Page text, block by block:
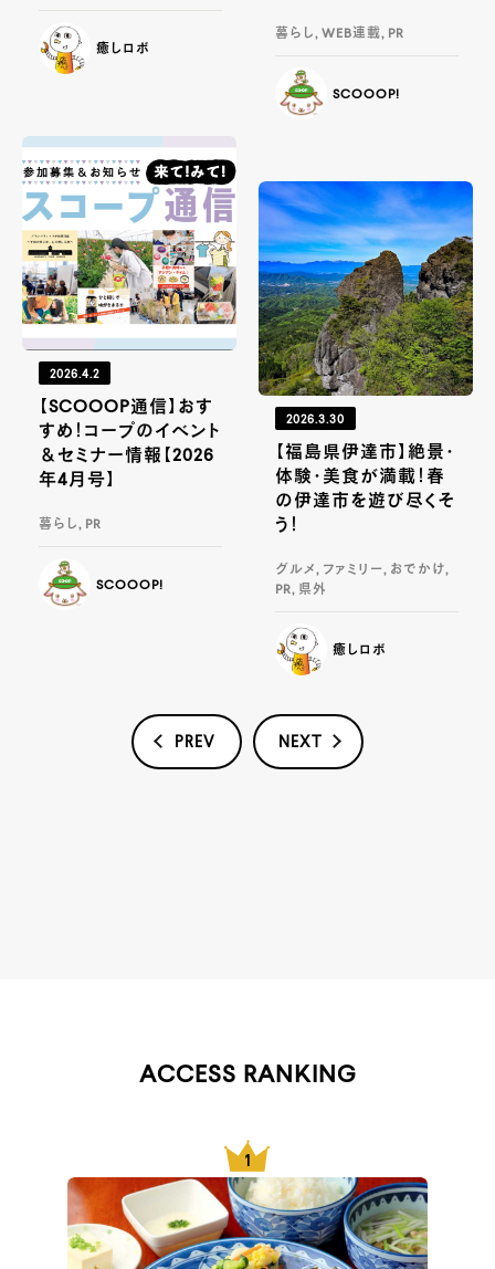
癒しロボ
暮らし, WEB連載, PR
SCOOOP!
2026.4.2
【SCOOOP通信】おす
すめ！コープのイベント
＆セミナー情報【2026
年4月号】
暮らし, PR
SCOOOP!
2026.3.30
【福島県伊達市】絶景・
体験・美食が満載！春
の伊達市を遊び尽くそ
う！
グルメ, ファミリー, おでかけ,
PR, 県外
癒しロボ
PREV NEXT
ACCESS RANKING